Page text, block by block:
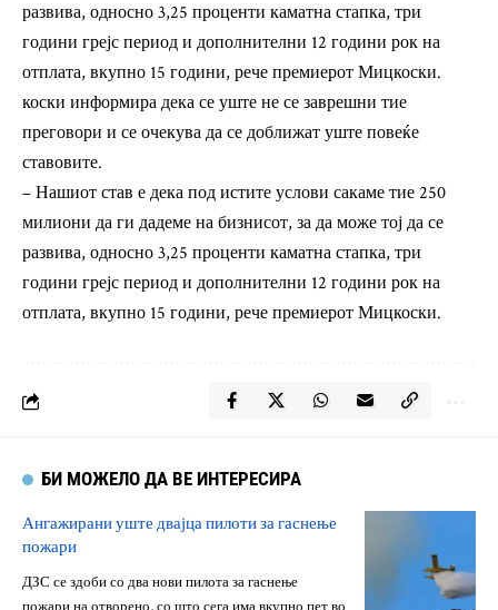
развива, односно 3,25 проценти каматна стапка, три
години грејс период и дополнителни 12 години рок на
отплата, вкупно 15 години, рече премиерот Мицкоски.
коски информира дека се уште не се заврешни тие
преговори и се очекува да се доближат уште повеќе
ставовите.
– Нашиот став е дека под истите услови сакаме тие 250
милиони да ги дадеме на бизнисот, за да може тој да се
развива, односно 3,25 проценти каматна стапка, три
години грејс период и дополнителни 12 години рок на
отплата, вкупно 15 години, рече премиерот Мицкоски.
БИ МОЖЕЛО ДА ВЕ ИНТЕРЕСИРА
Ангажирани уште двајца пилоти за гаснење
пожари
ДЗС се здоби со два нови пилота за гаснење